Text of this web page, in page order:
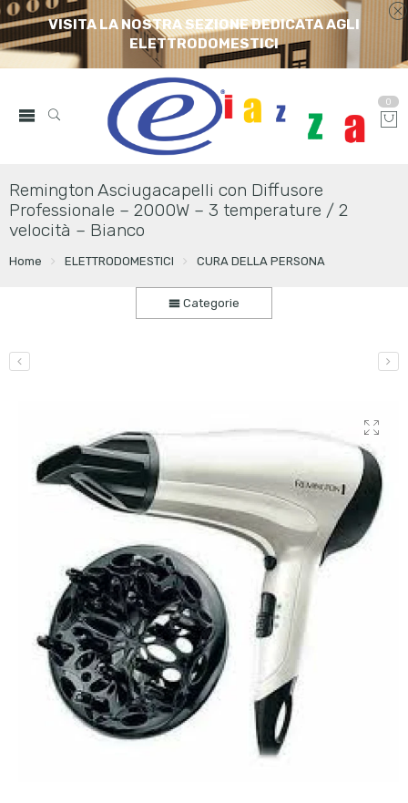
VISITA LA NOSTRA SEZIONE DEDICATA AGLI
ELETTRODOMESTICI
0
Remington Asciugacapelli con Diffusore
Professionale – 2000W – 3 temperature / 2
velocità – Bianco
Home ELETTRODOMESTICI CURA DELLA PERSONA
Categorie